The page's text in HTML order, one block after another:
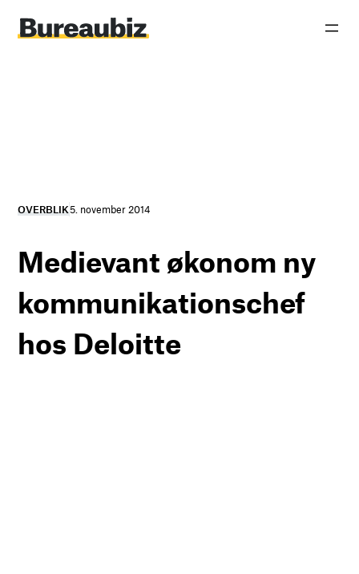
indhold
OVERBLIK5. november 2014
Medievant økonom ny
kommunikationschef
hos Deloitte